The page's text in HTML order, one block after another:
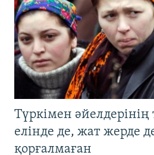
Түркімен әйелдерінің
елінде де, жат жерде
қорғалмаған